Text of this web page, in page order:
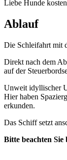
Liebe Hunde
Ablauf
Die Schleifahrt mit
Direkt nach dem
auf der
Unweit idyllischer
Hier haben
erkunden.
Das Schiff setzt
Bitte beachten Sie